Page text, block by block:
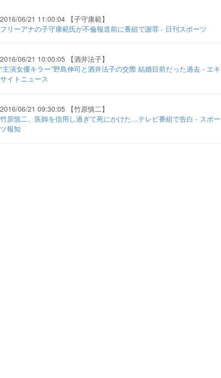
2016/06/21 11:00:04 【子守康範】
フリーアナの子守康範氏が不倫報道前に番組で謝罪 - 日刊スポーツ
2016/06/21 10:00:05 【酒井法子】
“主演女優キラー”野島伸司と酒井法子の交際 結婚目前だった過去 - エキ
サイトニュース
2016/06/21 09:30:05 【竹原慎二】
竹原慎二、医師を信用し過ぎて死にかけた…テレビ番組で告白 - スポー
ツ報知